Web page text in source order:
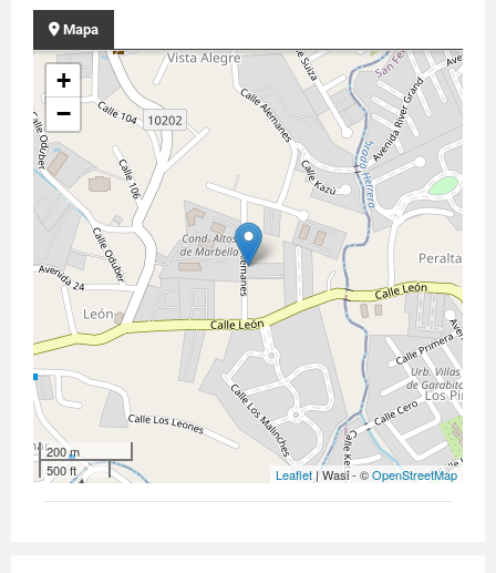
Mapa
+
−
200 m
500 ft
Leaflet| Wasi - ©OpenStreetMap